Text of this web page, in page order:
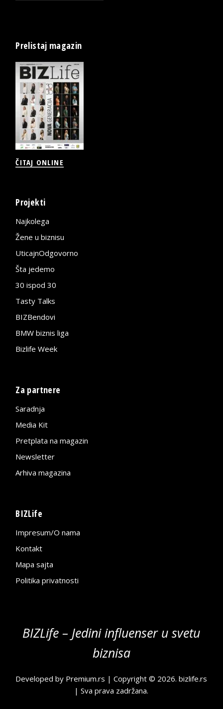
Prelistaj magazin
ČITAJ ONLINE
Projekti
Najkolega
Žene u biznisu
UticajnOdgovorno
Šta jedemo
30 ispod 30
Tasty Talks
BIZBendovi
BMW biznis liga
Bizlife Week
Za partnere
Saradnja
Media Kit
Pretplata na magazin
Newsletter
Arhiva magazina
BIZLife
Impresum/O nama
Kontakt
Mapa sajta
Politika privatnosti
BIZLife – Jedini influenser u svetu
biznisa
Developed by Premium.rs | Copyright © 2026.bizlife.rs
| Sva prava zadržana.